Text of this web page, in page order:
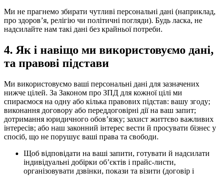
Ми не прагнемо збирати чутливі персональні дані (наприклад,
про здоровʼя, релігію чи політичні погляди). Будь ласка, не
надсилайте нам такі дані без крайньої потреби.
4. Як і навіщо ми використовуємо дані,
та правові підстави
Ми використовуємо ваші персональні дані для зазначених
нижче цілей. За Законом про ЗПД для кожної цілі ми
спираємося на одну або кілька правових підстав: вашу згоду;
виконання договору або переддоговірні дії на ваш запит;
дотримання юридичного обовʼязку; захист життєво важливих
інтересів; або наш законний інтерес вести й просувати бізнес у
спосіб, що не порушує ваші права та свободи.
Щоб відповідати на ваші запити, готувати й надсилати
індивідуальні добірки обʼєктів і прайс-листи,
організовувати дзвінки, покази та візити (договір і